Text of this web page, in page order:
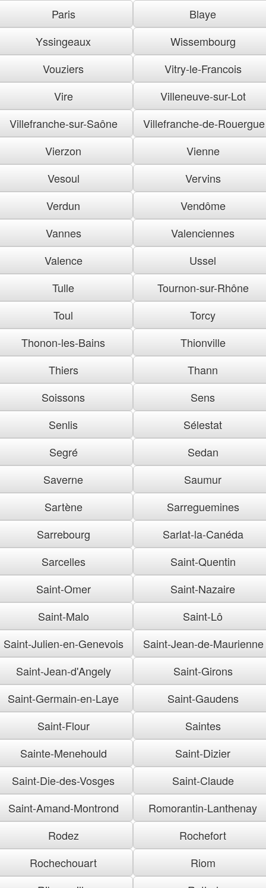
Paris
Blaye
Yssingeaux
Wissembourg
Vouziers
Vitry-le-Francois
Vire
Villeneuve-sur-Lot
Villefranche-sur-Saône
Villefranche-de-Rouergue
Vierzon
Vienne
Vesoul
Vervins
Verdun
Vendôme
Vannes
Valenciennes
Valence
Ussel
Tulle
Tournon-sur-Rhône
Toul
Torcy
Thonon-les-Bains
Thionville
Thiers
Thann
Soissons
Sens
Senlis
Sélestat
Segré
Sedan
Saverne
Saumur
Sartène
Sarreguemines
Sarrebourg
Sarlat-la-Canéda
Sarcelles
Saint-Quentin
Saint-Omer
Saint-Nazaire
Saint-Malo
Saint-Lô
Saint-Julien-en-Genevois
Saint-Jean-de-Maurienne
Saint-Jean-d'Angely
Saint-Girons
Saint-Germain-en-Laye
Saint-Gaudens
Saint-Flour
Saintes
Sainte-Menehould
Saint-Dizier
Saint-Die-des-Vosges
Saint-Claude
Saint-Amand-Montrond
Romorantin-Lanthenay
Rodez
Rochefort
Rochechouart
Riom